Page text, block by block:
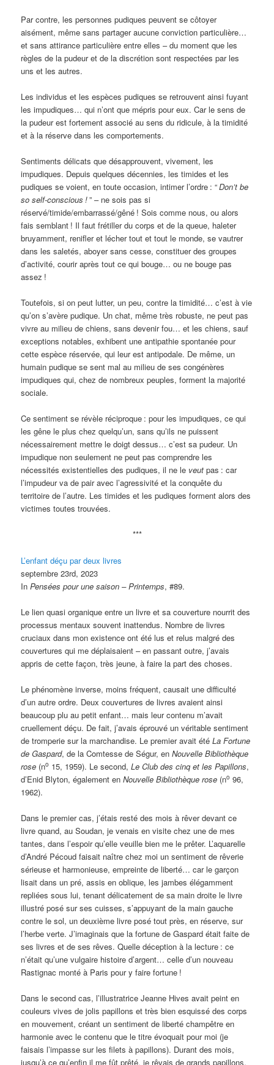
Par contre, les personnes pudiques peuvent se côtoyer
aisément, même sans partager aucune conviction particulière…
et sans attirance particulière entre elles – du moment que les
règles de la pudeur et de la discrétion sont respectées par les
uns et les autres.
Les individus et les espèces pudiques se retrouvent ainsi fuyant
les impudiques… qui n’ont que mépris pour eux. Car le sens de
la pudeur est fortement associé au sens du ridicule, à la timidité
et à la réserve dans les comportements.
Sentiments délicats que désapprouvent, vivement, les
impudiques. Depuis quelques décennies, les timides et les
pudiques se voient, en toute occasion, intimer l’ordre : “Don’t be
so self-conscious !” – ne sois pas si
réservé/timide/embarrassé/gêné ! Sois comme nous, ou alors
fais semblant ! Il faut frétiller du corps et de la queue, haleter
bruyamment, renifler et lécher tout et tout le monde, se vautrer
dans les saletés, aboyer sans cesse, constituer des groupes
d’activité, courir après tout ce qui bouge… ou ne bouge pas
assez !
Toutefois, si on peut lutter, un peu, contre la timidité… c’est à vie
qu’on s’avère pudique. Un chat, même très robuste, ne peut pas
vivre au milieu de chiens, sans devenir fou… et les chiens, sauf
exceptions notables, exhibent une antipathie spontanée pour
cette espèce réservée, qui leur est antipodale. De même, un
humain pudique se sent mal au milieu de ses congénères
impudiques qui, chez de nombreux peuples, forment la majorité
sociale.
Ce sentiment se révèle réciproque : pour les impudiques, ce qui
les gêne le plus chez quelqu’un, sans qu’ils ne puissent
nécessairement mettre le doigt dessus… c’est sa pudeur. Un
impudique non seulement ne peut pas comprendre les
nécessités existentielles des pudiques, il ne le veut pas : car
l’impudeur va de pair avec l’agressivité et la conquête du
territoire de l’autre. Les timides et les pudiques forment alors des
victimes toutes trouvées.
***
L’enfant déçu par deux livres
septembre 23rd, 2023
InPensées pour une saison – Printemps, #89.
Le lien quasi organique entre un livre et sa couverture nourrit des
processus mentaux souvent inattendus. Nombre de livres
cruciaux dans mon existence ont été lus et relus malgré des
couvertures qui me déplaisaient – en passant outre, j’avais
appris de cette façon, très jeune, à faire la part des choses.
Le phénomène inverse, moins fréquent, causait une difficulté
d’un autre ordre. Deux couvertures de livres avaient ainsi
beaucoup plu au petit enfant… mais leur contenu m’avait
cruellement déçu. De fait, j’avais éprouvé un véritable sentiment
de tromperie sur la marchandise. Le premier avait étéLa Fortune
de Gaspard, de la Comtesse de Ségur, enNouvelle Bibliothèque
rose (no 15, 1959). Le second,Le Club des cinq et les Papillons,
d’Enid Blyton, également enNouvelle Bibliothèque rose (no 96,
1962).
Dans le premier cas, j’étais resté des mois à rêver devant ce
livre quand, au Soudan, je venais en visite chez une de mes
tantes, dans l’espoir qu’elle veuille bien me le prêter. L’aquarelle
d’André Pécoud faisait naître chez moi un sentiment de rêverie
sérieuse et harmonieuse, empreinte de liberté… car le garçon
lisait dans un pré, assis en oblique, les jambes élégamment
repliées sous lui, tenant délicatement de sa main droite le livre
illustré posé sur ses cuisses, s’appuyant de la main gauche
contre le sol, un deuxième livre posé tout près, en réserve, sur
l’herbe verte. J’imaginais que la fortune de Gaspard était faite de
ses livres et de ses rêves. Quelle déception à la lecture : ce
n’était qu’une vulgaire histoire d’argent… celle d’un nouveau
Rastignac monté à Paris pour y faire fortune !
Dans le second cas, l’illustratrice Jeanne Hives avait peint en
couleurs vives de jolis papillons et très bien esquissé des corps
en mouvement, créant un sentiment de liberté champêtre en
harmonie avec le contenu que le titre évoquait pour moi (je
faisais l’impasse sur les filets à papillons). Durant des mois,
jusqu’à ce qu’enfin il me fût prêté, je rêvais de grands papillons,